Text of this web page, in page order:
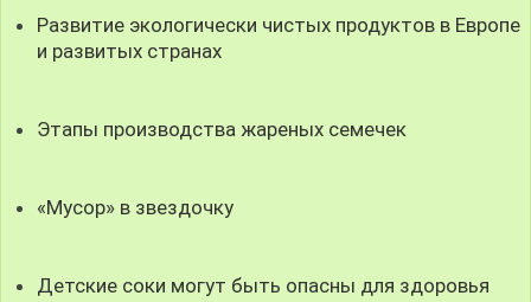
Развитие экологически чистых продуктов в Европе
и развитых странах
Этапы производства жареных семечек
«Мусор» в звездочку
Детские соки могут быть опасны для здоровья